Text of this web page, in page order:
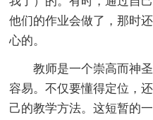
他们的作业会做了，那时
心的。
教师是一个崇高而神圣
容易。不仅要懂得定位，
己的教学方法。这短暂的